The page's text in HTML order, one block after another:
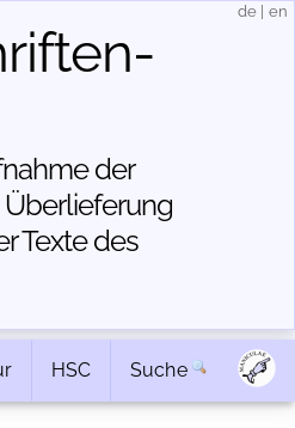
der
Texte des
de en
HSC Suche